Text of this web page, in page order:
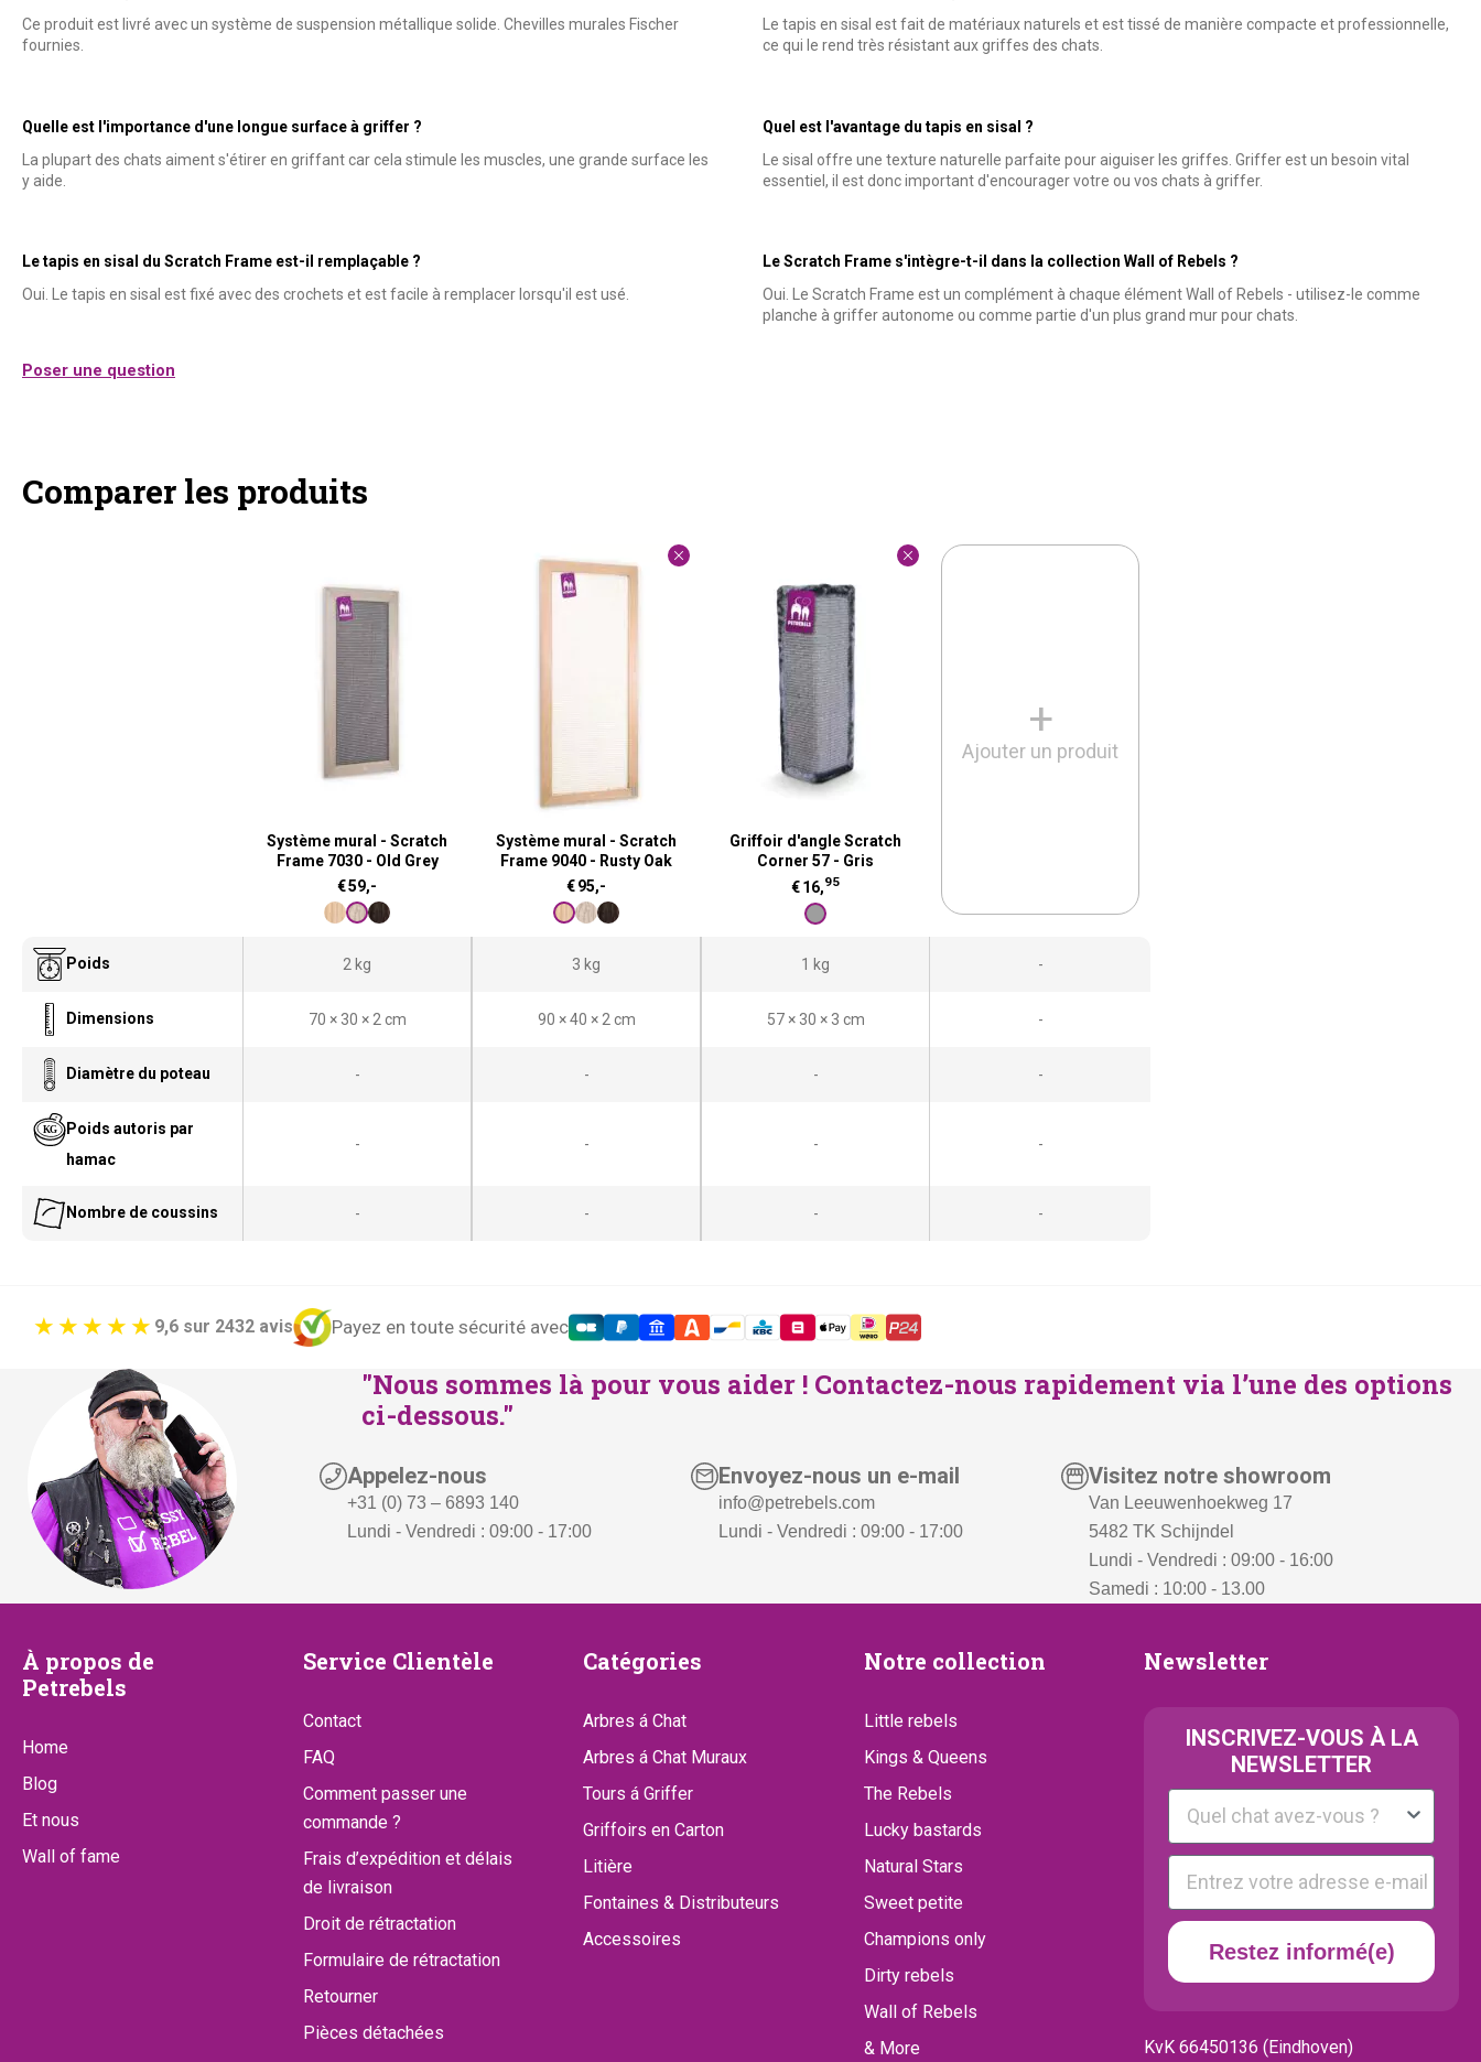
Ce produit est livré avec un système de suspension métallique solide. Chevilles murales Fischer
fournies.
Le tapis en sisal est fait de matériaux naturels et est tissé de manière compacte et professionnelle,
ce qui le rend très résistant aux griffes des chats.
Quelle est l'importance d'une longue surface à griffer ?
La plupart des chats aiment s'étirer en griffant car cela stimule les muscles, une grande surface les
y aide.
Quel est l'avantage du tapis en sisal ?
Le sisal offre une texture naturelle parfaite pour aiguiser les griffes. Griffer est un besoin vital
essentiel, il est donc important d'encourager votre ou vos chats à griffer.
Le tapis en sisal du Scratch Frame est-il remplaçable ?
Oui. Le tapis en sisal est fixé avec des crochets et est facile à remplacer lorsqu'il est usé.
Le Scratch Frame s'intègre-t-il dans la collection Wall of Rebels ?
Oui. Le Scratch Frame est un complément à chaque élément Wall of Rebels - utilisez-le comme
planche à griffer autonome ou comme partie d'un plus grand mur pour chats.
Poser une question
Comparer les produits
Système mural - Scratch
Frame 7030 - Old Grey
€59,-
Système mural - Scratch
Frame 9040 - Rusty Oak
€95,-
Griffoir d'angle Scratch
Corner 57 - Gris
€16,95
+
Ajouter un produit
Poids 2 kg 3 kg 1 kg -
Dimensions 70 × 30 × 2 cm 90 × 40 × 2 cm 57 × 30 × 3 cm -
Diamètre du poteau - - - -
Poids autoris par
hamac
- - - -
Nombre de coussins - - - -
Payez en toute sécurité avec
9,6 sur 2432 avis
"Nous sommes là pour vous aider ! Contactez-nous rapidement via l’une des options
ci-dessous."
Appelez-nous
+31 (0) 73 – 6893 140
Lundi - Vendredi : 09:00 - 17:00
Envoyez-nous un e-mail
info@petrebels.com
Lundi - Vendredi : 09:00 - 17:00
Visitez notre showroom
Van Leeuwenhoekweg 17
5482 TK Schijndel
Lundi - Vendredi : 09:00 - 16:00
Samedi : 10:00 - 13.00
À
propos
de
Petrebels
À propos de
Petrebels
Home
Blog
Et nous
Wall of fame
Service
Clientèle
Service Clientèle
Contact
FAQ
Comment passer une
commande ?
Frais d’expédition et délais
de livraison
Droit de rétractation
Formulaire de rétractation
Retourner
Pièces détachées
Catégories
Catégories
Arbres á Chat
Arbres á Chat Muraux
Tours á Griffer
Griffoirs en Carton
Litière
Fontaines & Distributeurs
Accessoires
Notre
collection
Notre collection
Little rebels
Kings & Queens
The Rebels
Lucky bastards
Natural Stars
Sweet petite
Champions only
Dirty rebels
Wall of Rebels
& More
Newsletter
Newsletter
INSCRIVEZ-VOUS À LA
NEWSLETTER
Kattenras
E-mail
Restez informé(e)
KvK 66450136 (Eindhoven)